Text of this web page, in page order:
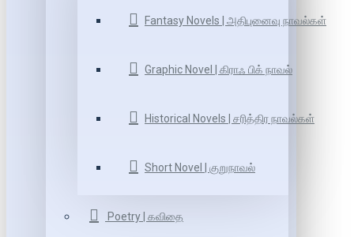
Fantasy Novels | அதிபுனைவு நாவல்கள்
Graphic Novel | கிராஃ பிக் நாவல்
Historical Novels | சரித்திர நாவல்கள்
Short Novel | குறுநாவல்
Poetry | கவிதை